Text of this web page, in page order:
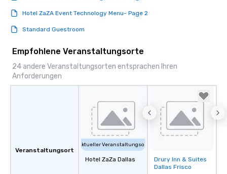
Hotel ZaZA Event Technology Menu- Page 2
Standard Guestroom
Empfohlene Veranstaltungsorte
24 andere Veranstaltungsorten entsprachen Ihren
Anforderungen
Veranstaltungsort
Aktueller Veranstaltungsort
Hotel ZaZa Dallas
Removed from
favorites
Drury Inn & Suites
Dallas Frisco